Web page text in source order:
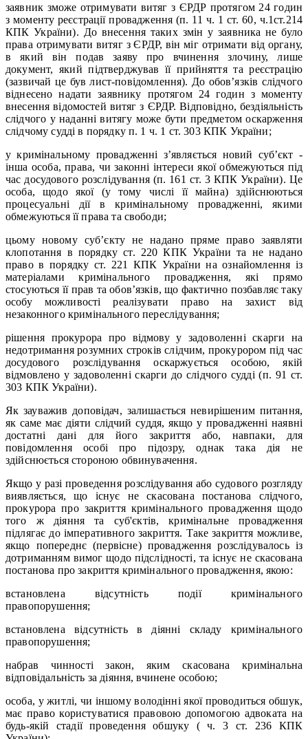
заявник зможе отримувати витяг з ЄРДР протягом 24 годин
з моменту реєстрації провадження (п. 11 ч. 1 ст. 60, ч.1ст.214
КПК України). До внесення таких змін у заявника не було
права отримувати витяг з ЄРДР, він міг отримати від органу,
в який він подав заяву про вчинення злочину, лише
документ, який підтверджував її прийняття та реєстрацію
(зазвичай це був лист-повідомлення). До обов’язків слідчого
віднесено надати заявнику протягом 24 годин з моменту
внесення відомостей витяг з ЄРДР. Відповідно, бездіяльність
слідчого у наданні витягу може бути предметом оскарження
слідчому судді в порядку п. 1 ч. 1 ст. 303 КПК України;
у кримінальному провадженні з’являється новий суб’єкт -
інша особа, права, чи законні інтереси якої обмежуються під
час досудового розслідування (п. 161 ст. 3 КПК України). Це
особа, щодо якої (у тому числі її майна) здійснюються
процесуальні дії в кримінальному провадженні, якими
обмежуються її права та свободи;
цьому новому суб’єкту не надано пряме право заявляти
клопотання в порядку ст. 220 КПК України та не надано
право в порядку ст. 221 КПК України на ознайомлення із
матеріалами кримінального провадження, які прямо
стосуються її прав та обов’язків, що фактично позбавляє таку
особу можливості реалізувати право на захист від
незаконного кримінального переслідування;
рішення прокурора про відмову у задоволенні скарги на
недотримання розумних строків слідчим, прокурором під час
досудового розслідування оскаржується особою, якій
відмовлено у задоволенні скарги до слідчого судді (п. 91 ст.
303 КПК України).
Як зауважив доповідач, залишається невирішеним питання,
як саме має діяти слідчий суддя, якщо у провадженні наявні
достатні дані для його закриття або, навпаки, для
повідомлення особі про підозру, однак така дія не
здійснюється стороною обвинувачення.
Якщо у разі проведення розслідування або судового розгляду
виявляється, що існує не скасована постанова слідчого,
прокурора про закриття кримінального провадження щодо
того ж діяння та суб'єктів, кримінальне провадження
підлягає до імперативного закриття. Таке закриття можливе,
якщо попереднє (первісне) провадження розслідувалось із
дотриманням вимог щодо підслідності, та існує не скасована
постанова про закриття кримінального провадження, якою:
встановлена відсутність події кримінального
правопорушення;
встановлена відсутність в діянні складу кримінального
правопорушення;
набрав чинності закон, яким скасована кримінальна
відповідальність за діяння, вчинене особою;
особа, у житлі, чи іншому володінні якої проводиться обшук,
має право користуватися правовою допомогою адвоката на
будь-якій стадії проведення обшуку ( ч. 3 ст. 236 КПК